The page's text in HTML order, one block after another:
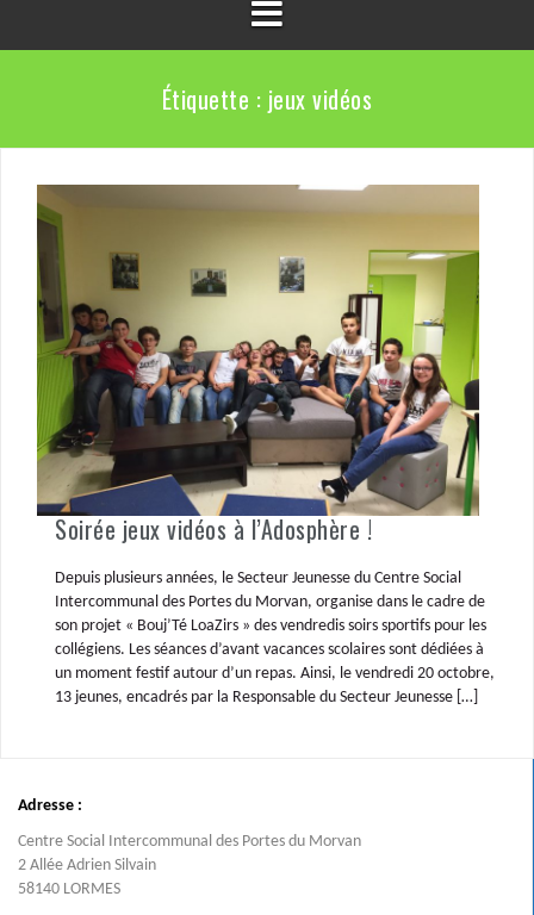
Étiquette : jeux vidéos
Soirée jeux vidéos à l’Adosphère !
Depuis plusieurs années, le Secteur Jeunesse du Centre Social
Intercommunal des Portes du Morvan, organise dans le cadre de
son projet « Bouj’Té LoaZirs » des vendredis soirs sportifs pour les
collégiens. Les séances d’avant vacances scolaires sont dédiées à
un moment festif autour d’un repas. Ainsi, le vendredi 20 octobre,
13 jeunes, encadrés par la Responsable du Secteur Jeunesse […]
Adresse :
Centre Social Intercommunal des Portes du Morvan
2 Allée Adrien Silvain
58140 LORMES